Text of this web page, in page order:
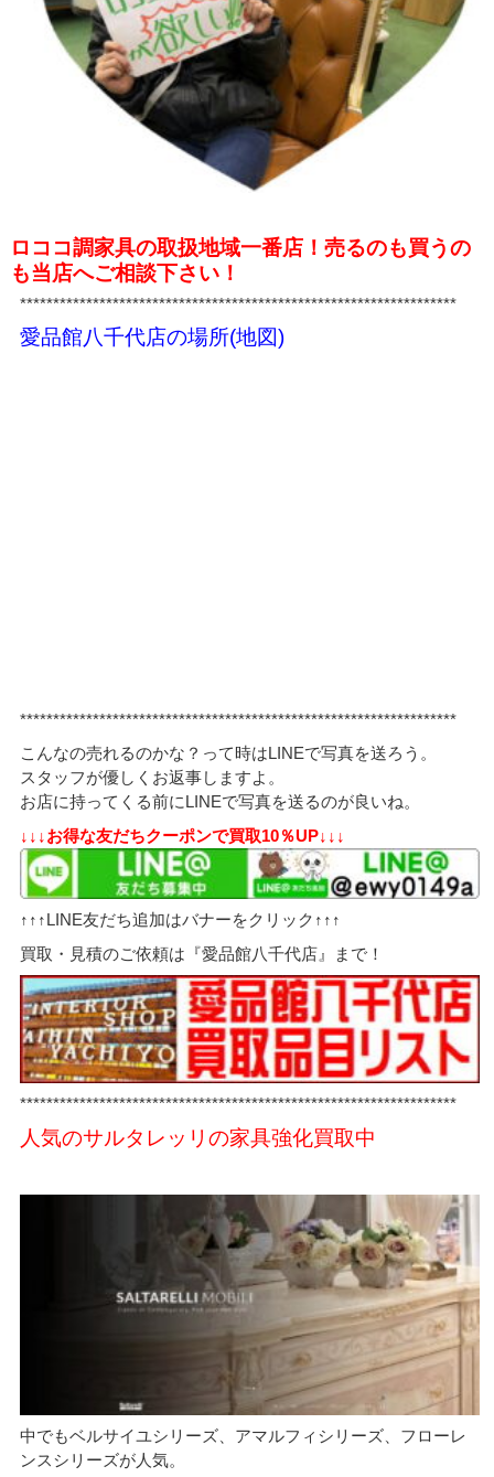
ロココ調家具の取扱地域一番店！売るのも買うの
も当店へご相談下さい！
******************************************************************
愛品館八千代店の場所(地図)
******************************************************************
こんなの売れるのかな？って時はLINEで写真を送ろう。
スタッフが優しくお返事しますよ。
お店に持ってくる前にLINEで写真を送るのが良いね。
↓↓↓お得な友だちクーポンで買取10％UP↓↓↓
↑↑↑LINE友だち追加はバナーをクリック↑↑↑
買取・見積のご依頼は『愛品館八千代店』まで！
******************************************************************
人気のサルタレッリの家具強化買取中
中でもベルサイユシリーズ、アマルフィシリーズ、フローレ
ンスシリーズが人気。